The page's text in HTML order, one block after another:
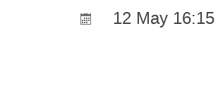
12 May 16:15